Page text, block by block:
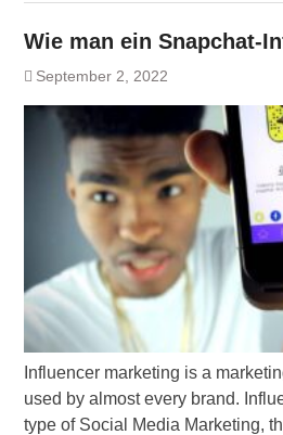
Wie man ein Snapchat-
September 2, 2022
Influencer marketing is a
used by almost every brand.
type of Social Media Marketing,